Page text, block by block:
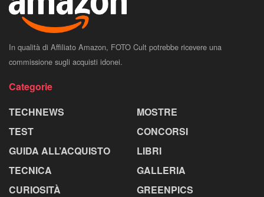
In qualità di Affiliato Amazon, FOTO Cult potrebbe ricevere una
commissione sugli acquisti idonei.
Categorie
TECHNEWS
TEST
GUIDA ALL’ACQUISTO
TECNICA
CURIOSITÀ
MOSTRE
CONCORSI
LIBRI
GALLERIA
GREENPICS